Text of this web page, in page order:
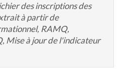
des inscriptions des
à partir de
RAMQ,
Mise à jour de l'indicateur